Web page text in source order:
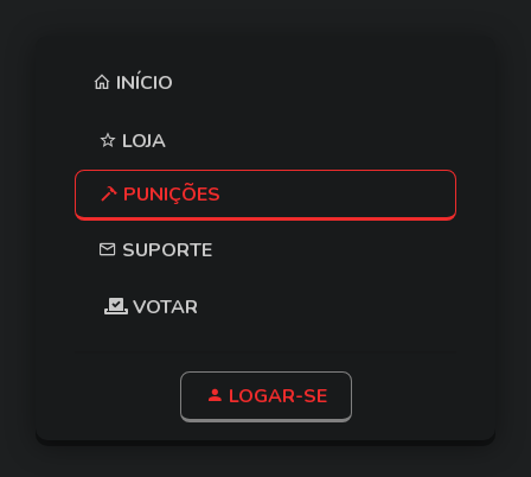
INÍCIO
LOJA
PUNIÇÕES
SUPORTE
VOTAR
LOGAR-SE